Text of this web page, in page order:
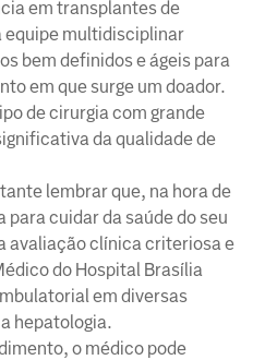
em transplantes de
equipe multidisciplinar
bem definidos e ágeis para
em que surge um doador.
de cirurgia com grande
da qualidade de
lembrar que, na hora de
cuidar da saúde do seu
avaliação clínica criteriosa e
do Hospital Brasília
em diversas
hepatologia.
o médico pode